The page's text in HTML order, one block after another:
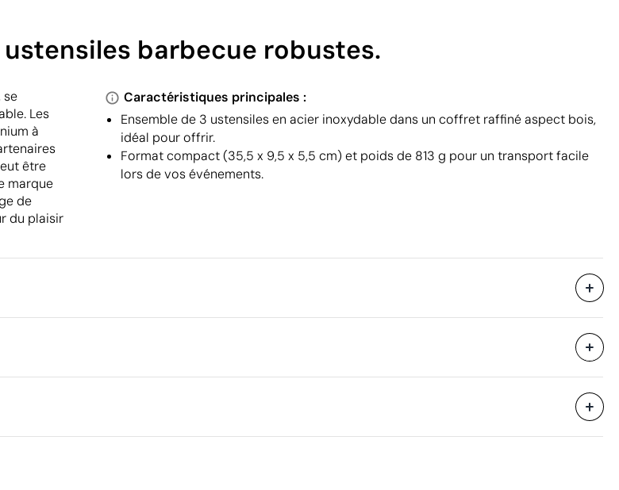
barbecue robustes.
se
Les
à
être
marque
de
du plaisir
Caractéristiques principales :
Ensemble de 3 ustensiles en acier inoxydable dans un coffret raffiné aspect bois,
idéal pour offrir.
Format compact (35,5 x 9,5 x 5,5 cm) et poids de 813 g pour un transport facile
lors de vos événements.
Emballage